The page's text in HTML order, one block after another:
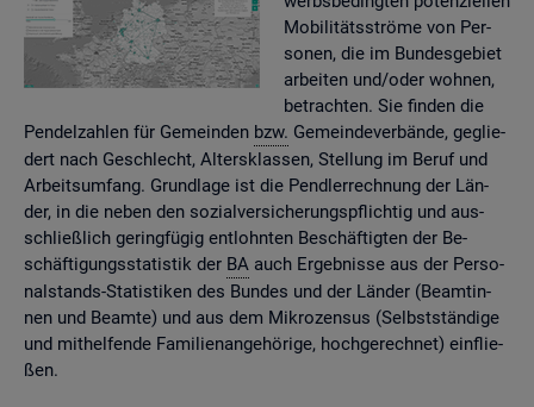
Mo­bi­li­täts­strö­me von Per­
so­nen, die im Bun­des­ge­biet
ar­bei­ten und/oder woh­nen,
be­trach­ten. Sie fin­den die
Pen­del­zah­len für Ge­mein­den bzw. Ge­mein­de­ver­bän­de, ge­glie­
dert nach Ge­schlecht, Al­ters­klas­sen, Stel­lung im Beruf und
Ar­beits­um­fang. Grund­la­ge ist die Pend­ler­rech­nung der Län­
der, in die neben den so­zi­al­ver­si­che­rungs­pflich­tig und aus­
schlie­ß­lich ge­ring­fü­gig ent­lohn­ten Be­schäf­tig­ten der Be­
schäf­ti­gungs­sta­tis­tik der BA auch Er­geb­nis­se aus der Per­so­
nal­stands-Sta­tis­ti­ken des Bun­des und der Län­der (Be­am­tin­
nen und Be­am­te) und aus dem Mi­kro­zen­sus (Selbst­stän­di­ge
und mit­hel­fen­de Fa­mi­li­en­an­ge­hö­ri­ge, hoch­ge­rech­net) ein­flie­
ßen.